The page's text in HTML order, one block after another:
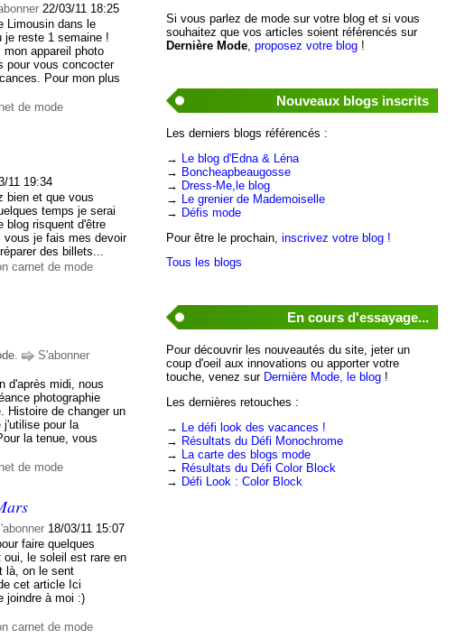
22/03/11 18:25
Limousin dans le
je reste 1 semaine !
appareil photo
pour vous concocter
Pour mon plus
de mode
11 19:34
bien et que vous
temps je serai
blog risquent d'être
vous je fais mes devoir
des billets...
carnet de mode
S'abonner
d'après midi, nous
photographie
Histoire de changer un
j'utilise pour la
la tenue, vous
de mode
18/03/11 15:07
faire quelques
oui, le soleil est rare en
là, on le sent
cet article Ici
joindre à moi :)
carnet de mode
Si vous parlez de mode sur votre blog et si vous
souhaitez que vos articles soient référencés sur
Dernière Mode, proposez votre blog!
Nouveaux blogs inscrits
Les derniers blogs référencés :
→
Le blog d'Edna & Léna
→ Boncheapbeaugosse
→ Dress-Me,le blog
→
Le grenier de Mademoiselle
→ Défis mode
Pour être le prochain, inscrivez votre blog !
Tous les blogs
En cours d'essayage...
Pour découvrir les nouveautés du site, jeter un
coup d'oeil aux innovations ou apporter votre
touche, venez sur Dernière Mode, le blog!
Les dernières retouches :
→
Le défi look des vacances !
→ Résultats du Défi Monochrome
→
La carte des blogs mode
→ Résultats du Défi Color Block
→ Défi Look : Color Block